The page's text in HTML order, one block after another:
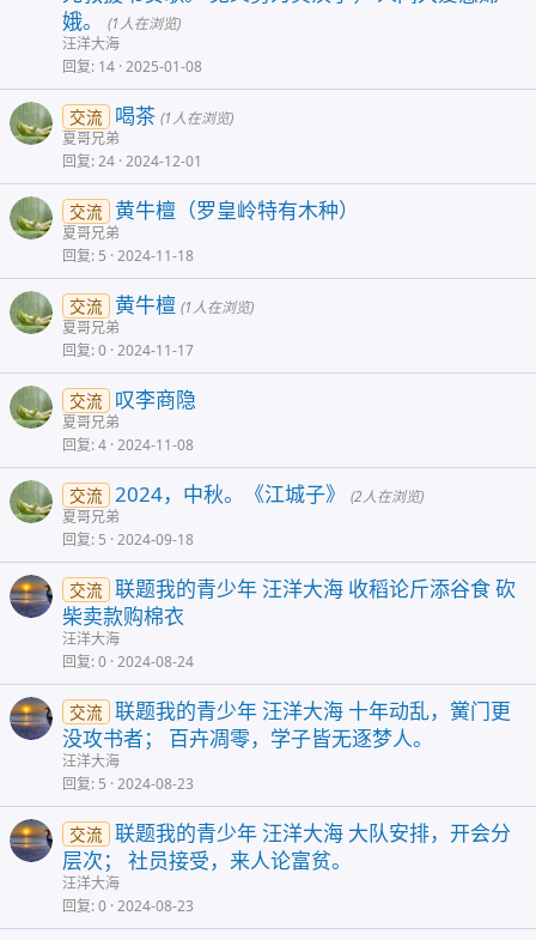
娥。
(1人在浏览)
汪洋大海
回复 14 2025-01-08
交流 喝茶 (1人在浏览)
夏哥兄弟
回复 24 2024-12-01
交流 黄牛檀（罗皇岭特有木种）
夏哥兄弟
回复 5 2024-11-18
交流 黄牛檀 (1人在浏览)
夏哥兄弟
回复 0 2024-11-17
交流 叹李商隐
夏哥兄弟
回复 4 2024-11-08
交流 2024，中秋。《江城子》 (2人在浏览)
夏哥兄弟
回复 5 2024-09-18
交流 联题我的青少年 汪洋大海 收稻论斤添谷食 砍
柴卖款购棉衣
汪洋大海
回复 0 2024-08-24
交流 联题我的青少年 汪洋大海 十年动乱，黉门更
没攻书者； 百卉凋零，学子皆无逐梦人。
汪洋大海
回复 5 2024-08-23
交流 联题我的青少年 汪洋大海 大队安排，开会分
层次； 社员接受，来人论富贫。
汪洋大海
回复 0 2024-08-23